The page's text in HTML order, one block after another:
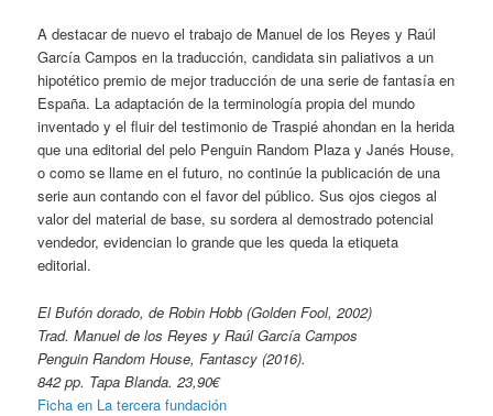
A destacar de nuevo el trabajo de Manuel de los Reyes y Raúl
García Campos en la traducción, candidata sin paliativos a un
hipotético premio de mejor traducción de una serie de fantasía en
España. La adaptación de la terminología propia del mundo
inventado y el fluir del testimonio de Traspié ahondan en la herida
que una editorial del pelo Penguin Random Plaza y Janés House,
o como se llame en el futuro, no continúe la publicación de una
serie aun contando con el favor del público. Sus ojos ciegos al
valor del material de base, su sordera al demostrado potencial
vendedor, evidencian lo grande que les queda la etiqueta
editorial.
El Bufón dorado, de Robin Hobb (Golden Fool, 2002)
Trad. Manuel de los Reyes y Raúl García Campos
Penguin Random House, Fantascy (2016).
842 pp. Tapa Blanda. 23,90€
Ficha en La tercera fundación